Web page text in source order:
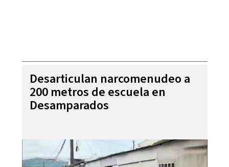
Desarticulan narcomenudeo a
200 metros de escuela en
Desamparados